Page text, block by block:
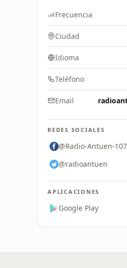
Frecuencia
Ciudad
Idioma
Teléfono
Email
REDES SOCIALES
@Radio-Antuen-
@radioantuen
APLICACIONES
Google Play